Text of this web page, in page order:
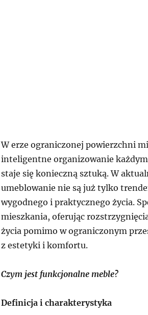
W erze ograniczonej powierzchni
inteligentne organizowanie
staje się konieczną sztuką. W
umeblowanie nie są już tylko
wygodnego i praktycznego życia.
mieszkania, oferując
życia pomimo w ograniczonym
z estetyki i komfortu.
Czym jest funkcjonalne meble?
Definicja i charakterystyka